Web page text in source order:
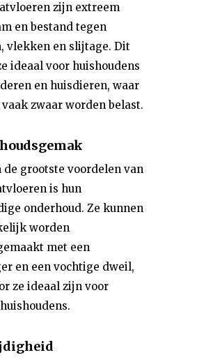
zijn extreem
en bestand tegen
vlekken en slijtage. Dit
ideaal voor huishoudens
en huisdieren, waar
zwaar worden belast.
de grootste voordelen van
is hun
onderhoud. Ze kunnen
worden
met een
en een vochtige dweil,
ze ideaal zijn voor